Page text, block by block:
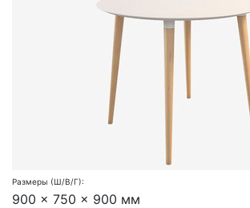
Размеры (Ш/В/Г):
900 x 750 x 900 мм